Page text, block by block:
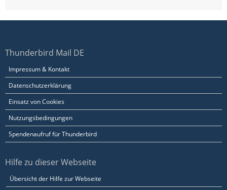
Thunderbird Mail DE
Impressum & Kontakt
Datenschutzerklärung
Einsatz von Cookies
Nutzungsbedingungen
Spendenaufruf für Thunderbird
Hilfe zu dieser Webseite
Übersicht der Hilfe zur Webseite